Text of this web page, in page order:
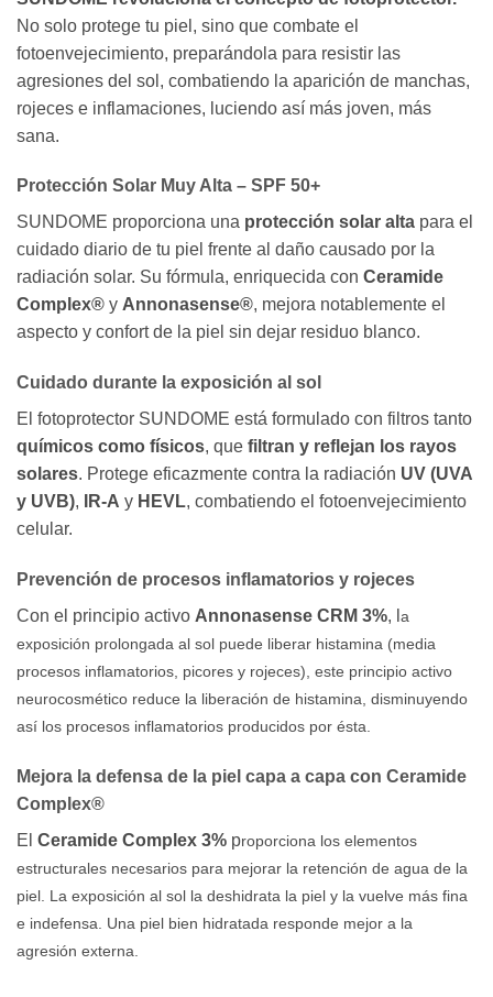
No solo protege tu piel, sino que combate el
fotoenvejecimiento, preparándola para resistir las
agresiones del sol, combatiendo la aparición de manchas,
rojeces e inflamaciones, luciendo así más joven, más
sana.
Protección Solar Muy Alta – SPF 50+
SUNDOME proporciona una protección solar alta para el
cuidado diario de tu piel frente al daño causado por la
radiación solar. Su fórmula, enriquecida con Ceramide
Complex® y Annonasense®, mejora notablemente el
aspecto y confort de la piel sin dejar residuo blanco.
Cuidado durante la exposición al sol
El fotoprotector SUNDOME está formulado con filtros tanto
químicos como físicos, que filtran y reflejan los rayos
solares. Protege eficazmente contra la radiación UV (UVA
y UVB), IR-A y HEVL, combatiendo el fotoenvejecimiento
celular.
Prevención de procesos inflamatorios y rojeces
Con el principio activo Annonasense CRM 3%, l a
exposición prolongada al sol puede liberar histamina (media
procesos inflamatorios, picores y rojeces), este principio activo
neurocosmético reduce la liberación de histamina, disminuyendo
así los procesos inflamatorios producidos por ésta.
Mejora la defensa de la piel capa a capa con Ceramide
Complex®
El Ceramide Complex 3% proporciona los elementos
estructurales necesarios para mejorar la retención de agua de la
piel. La exposición al sol la deshidrata la piel y la vuelve más fina
e indefensa. Una piel bien hidratada responde mejor a la
agresión externa.